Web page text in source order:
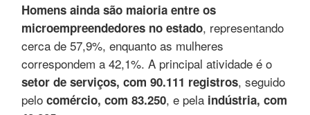
Homens ainda são maioria entre os
microempreendedores no estado, representando
cerca de 57,9%, enquanto as mulheres
correspondem a 42,1%. A principal atividade é o
setor de serviços, com 90.111 registros, seguido
pelo comércio, com 83.250, e pela indústria, com